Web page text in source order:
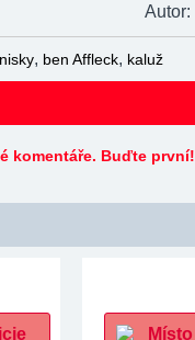
Autor:
, ben Affleck, kaluž
komentáře. Buďte první!